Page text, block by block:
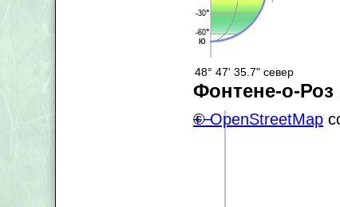
48° 47' 35.7" север
Фонтене-о-Роз
+−
©OpenStreetMap